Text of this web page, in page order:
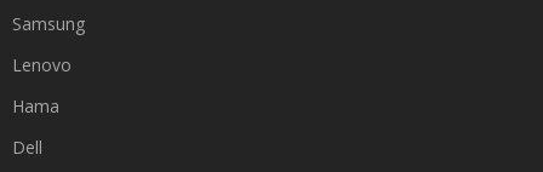
Samsung
Lenovo
Hama
Dell